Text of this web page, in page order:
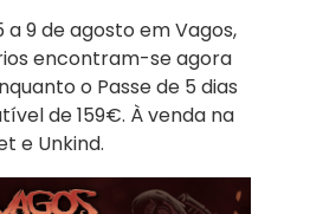
9 de agosto em Vagos,
encontram-se agora
o Passe de 5 dias
de 159€. À venda na
e Unkind.